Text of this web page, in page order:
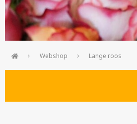
Webshop Lange roos